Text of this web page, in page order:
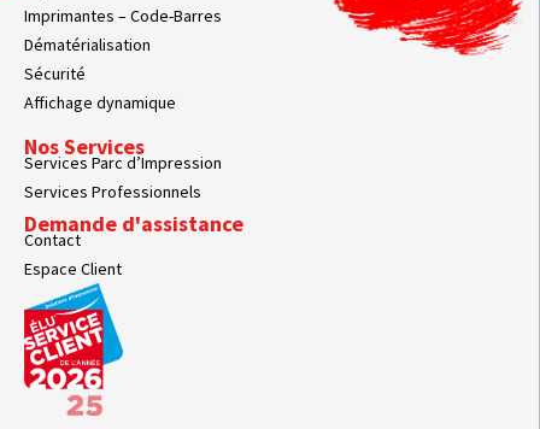
Imprimantes – Code-Barres
Dématérialisation
Sécurité
Affichage dynamique
Nos Services
Services Parc d’Impression
Services Professionnels
Demande d'assistance
Contact
Espace Client